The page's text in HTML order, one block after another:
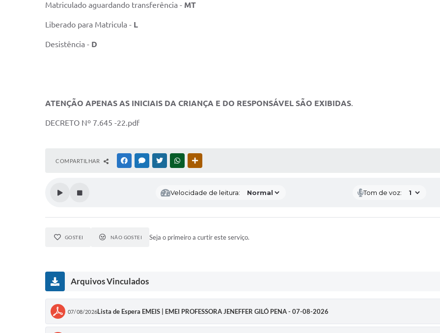
Matriculado aguardando transferência - MT
Liberado para Matricula - L
Desistência - D
ATENÇÃO APENAS AS INICIAIS DA CRIANÇA E DO RESPONSÁVEL SÃO EXIBIDAS.
DECRETO Nº 7.645 -22.pdf
COMPARTILHAR FACEBOOKMESSENGER
TWITTERWHATSAPP
Velocidade de leitura: Tom de voz:
GOSTEI NÃO GOSTEI Seja o primeiro a curtir este serviço.
Arquivos Vinculados
07/08/2026Lista de Espera EMEIS | EMEI PROFESSORA JENEFFER GILÓ PENA - 07-08-2026